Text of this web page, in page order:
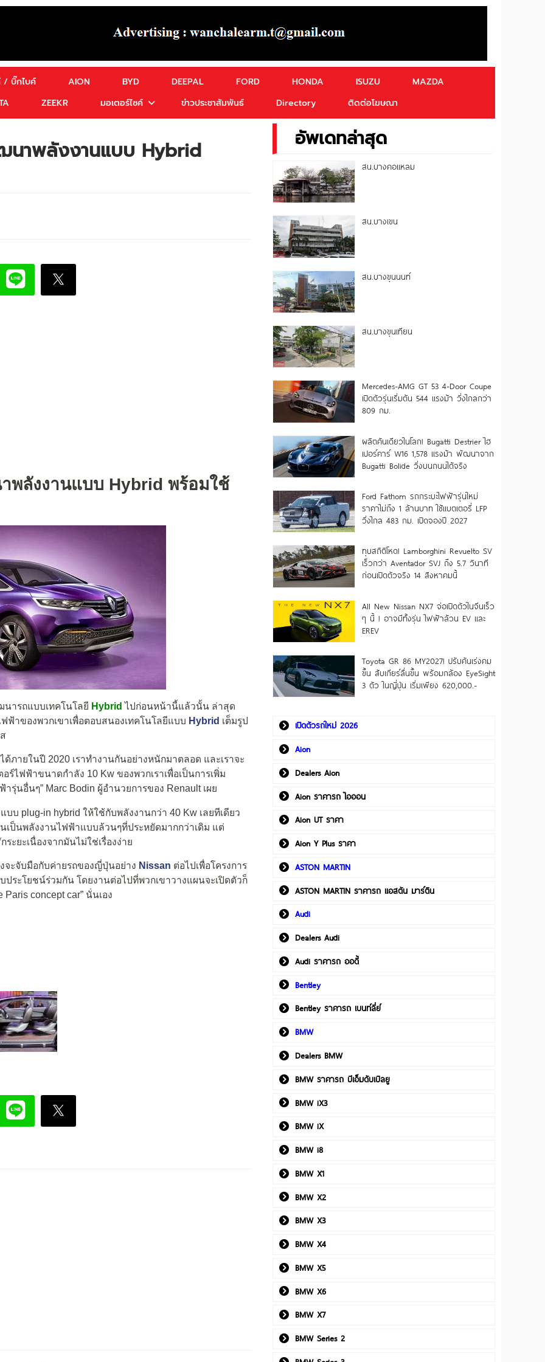
/ บิ๊กไบค์ AION BYD DEEPAL FORD HONDA ISUZU
MAZDA
ZEEKR มอเตอร์ไซค์ ข่าวประชาสัมพันธ์ Directory ติดต่อโฆษณา
นาพลังงานแบบ Hybrid
พลังงานแบบ Hybrid พร้อมใช้
ารถแบบเทคโนโลยี Hybrid ไปก่อนหน้านี้แล้วนั้น ล่าสุด
ฟ้าของพวกเขาเพื่อตอบสนองเทคโนโลยีแบบ Hybrid เต็มรูป
ภายในปี 2020 เราทำงานกันอย่างหนักมาตลอด และเราจะ
ไฟฟ้าขนาดกำลัง 10 Kw ของพวกเราเพื่อเป็นการเพิ่ม
รุ่นอื่นๆ” Marc Bodin ผู้อำนวยการของ Renault เผย
plug-in hybrid ให้ใช้กับพลังงานกว่า 40 Kw เลยทีเดียว
เป็นพลังงานไฟฟ้าแบบล้วนๆที่ประหยัดมากกว่าเดิม แต่
ะยะเนื่องจากมันไม่ใช่เรื่องง่าย
จะจับมือกับค่ายรถของญี่ปุ่นอย่าง Nissan ต่อไปเพื่อโครงการ
ระโยชน์ร่วมกัน โดยงานต่อไปที่พวกเขาวางแผนจะเปิดตัวก็
concept car” นั่นเอง
อัพเดทล่าสุด
สน.บางคอแหลม
สน.บางเขน
สน.บางขุนนนท์
สน.บางขุนเทียน
Mercedes-AMG GT 53 4-Door Coupe
เปิดตัวรุ่นเริ่มต้น 544 แรงม้า วิ่งไกลกว่า
809 กม.
ผลิตคันเดียวในโลก! Bugatti Destrier ไฮ
เปอร์คาร์ W16 1,578 แรงม้า พัฒนาจาก
Bugatti Bolide วิ่งบนถนนได้จริง
Ford Fathom รถกระบะไฟฟ้ารุ่นใหม่
ราคาไม่ถึง 1 ล้านบาท ใช้แบตเตอรี่ LFP
วิ่งไกล 483 กม. เปิดจองปี 2027
ทุบสถิติโหด! Lamborghini Revuelto SV
เร็วกว่า Aventador SVJ ถึง 5.7 วินาที
ก่อนเปิดตัวจริง 14 สิงหาคมนี้
All New Nissan NX7 จ่อเปิดตัวในจีนเร็ว
ๆ นี้ ! อาจมีทั้งรุ่น ไฟฟ้าล้วน EV และ
EREV
Toyota GR 86 MY2027! ปรับคันเร่งคม
ขึ้น สับเกียร์ลื่นขึ้น พร้อมกล้อง EyeSight
3 ตัว ในญี่ปุ่น เริ่มเพียง 620,000.-
เปิดตัวรถใหม่ 2026
Aion
Dealers Aion
Aion ราคารถ ไอออน
Aion UT ราคา
Aion Y Plus ราคา
ASTON MARTIN
ASTON MARTIN ราคารถ แอสตัน มาร์ติน
Audi
Dealers Audi
Audi ราคารถ ออดี้
Bentley
Bentley ราคารถ เบนท์ลี่ย์
BMW
Dealers BMW
BMW ราคารถ บีเอ็มดับเบิลยู
BMW iX3
BMW iX
BMW i8
BMW X1
BMW X2
BMW X3
BMW X4
BMW X5
BMW X6
BMW X7
BMW Series 2